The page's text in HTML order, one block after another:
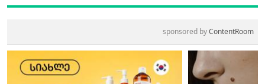
sponsored byContentRoom